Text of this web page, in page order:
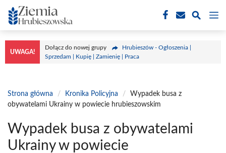
Przejdź
do
treści
UWAGA!
Dołącz do nowej grupy
Hrubieszów - Ogłoszenia |
Sprzedam | Kupię | Zamienię | Praca
Strona główna / Kronika Policyjna /
Wypadek busa z
obywatelami Ukrainy w powiecie hrubieszowskim
Wypadek busa z obywatelami
Ukrainy w powiecie